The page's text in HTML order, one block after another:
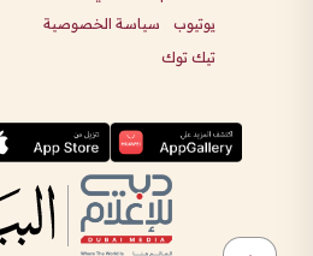
يوتيوب
تيك توك
سياسة الخصوصية